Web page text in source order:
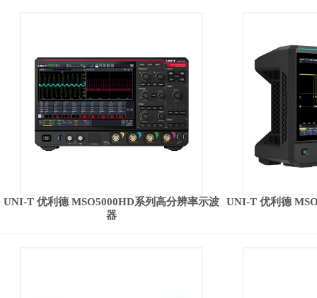
UNI-T 优利德 MSO5000HD系列高分辨率示波
器
UNI-T 优利德